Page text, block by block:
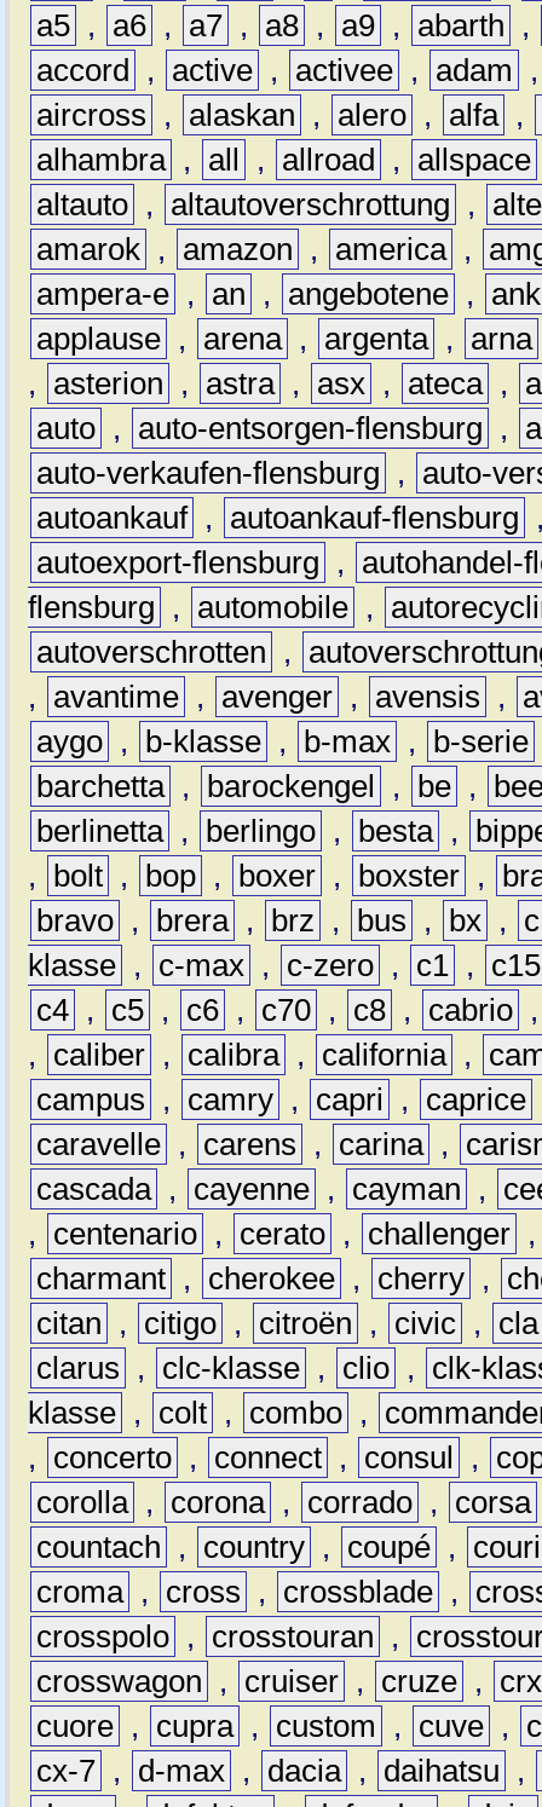
a5 , a6 , a7 , a8 , a9 , abarth
,
accord
, active , activee , adam
aircross
, alaskan , alero , alfa ,
alhambra , all , allroad , allspace
altauto , altautoverschrottung ,
amarok , amazon , america ,
ampera-e , an , angebotene ,
applause , arena , argenta , arna
,
asterion , astra , asx , ateca ,
auto , auto-entsorgen-flensburg ,
auto-verkaufen-flensburg
,
auto-
autoankauf , autoankauf-flensburg
autoexport-flensburg
,
autohandel-
flensburg
, automobile ,
autoverschrotten
,
,
avantime , avenger , avensis ,
aygo , b-klasse , b-max , b-serie
barchetta , barockengel , be ,
berlinetta , berlingo , besta ,
,
bolt , bop , boxer , boxster ,
bravo , brera , brz , bus , bx ,
c
klasse , c-max , c-zero , c1 ,
c15
c4 , c5 , c6 , c70 , c8 , cabrio
,
caliber , calibra , california ,
campus
, camry , capri , caprice
caravelle , carens , carina ,
cascada , cayenne , cayman ,
,
centenario , cerato , challenger
charmant , cherokee , cherry ,
citan
, citigo , citroën , civic ,
cla
clarus
, clc-klasse , clio ,
clk-
klasse , colt , combo ,
,
concerto , connect , consul ,
corolla , corona , corrado , corsa
countach
, country , coupé ,
croma , cross , crossblade ,
crosspolo , crosstouran ,
crosswagon
, cruiser , cruze ,
crx
cuore , cupra , custom , cuve ,
cx-7 , d-max , dacia , daihatsu
,